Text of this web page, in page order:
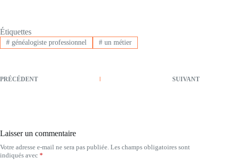
Étiquettes
#généalogiste professionnel #un métier
PRÉCÉDENT SUIVANT
Laisser un commentaire
Votre adresse e-mail ne sera pas publiée. Les champs obligatoires sont
indiqués avec *